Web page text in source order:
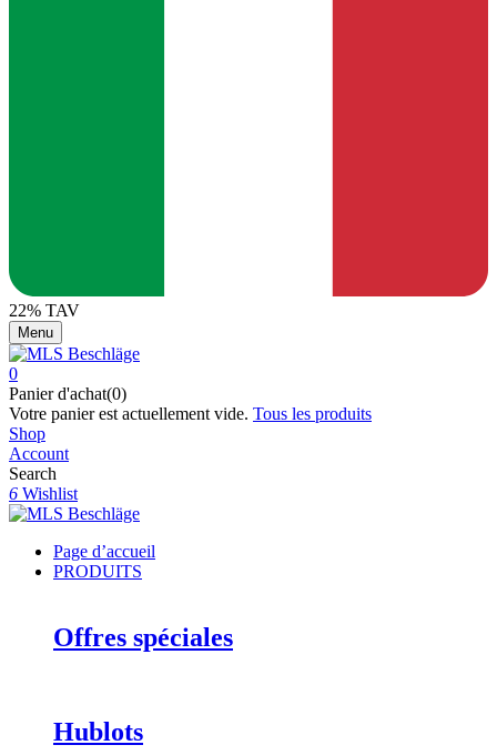
22% TAV
Menu
0
Panier d'achat(0)
Votre panier est actuellement vide. Tous les produits
Shop
Account
Search
6 Wishlist
Page d’accueil
PRODUITS
Offres spéciales
Hublots